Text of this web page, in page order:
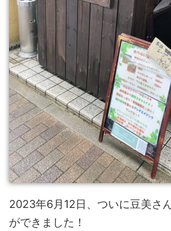
2023年6月12日、ついに豆美さ
ができました！